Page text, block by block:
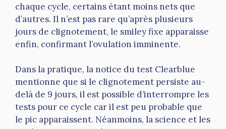
chaque cycle, certains étant moins nets que
d’autres. Il n’est pas rare qu’après plusieurs
jours de clignotement, le smiley fixe apparaisse
enfin, confirmant l’ovulation imminente.
Dans la pratique, la notice du test Clearblue
mentionne que si le clignotement persiste au-
delà de 9 jours, il est possible d’interrompre les
tests pour ce cycle car il est peu probable que
le pic apparaissent. Néanmoins, la science et les